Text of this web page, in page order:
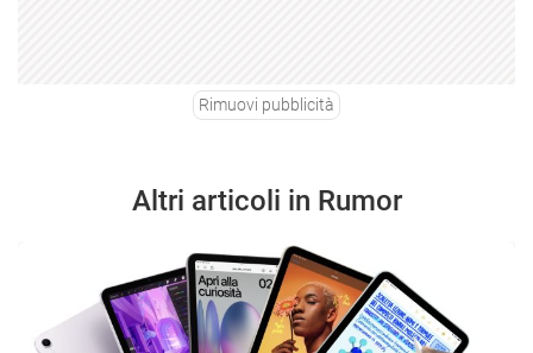
Rimuovi pubblicità
Altri articoli in Rumor